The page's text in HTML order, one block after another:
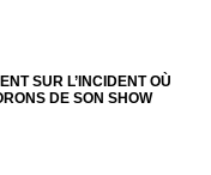
SUR L’INCIDENT OÙ
DE SON SHOW